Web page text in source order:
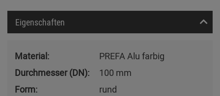
Eigenschaften
Material:
PREFA Alu farbig
Durchmesser (DN):
100 mm
Form:
rund